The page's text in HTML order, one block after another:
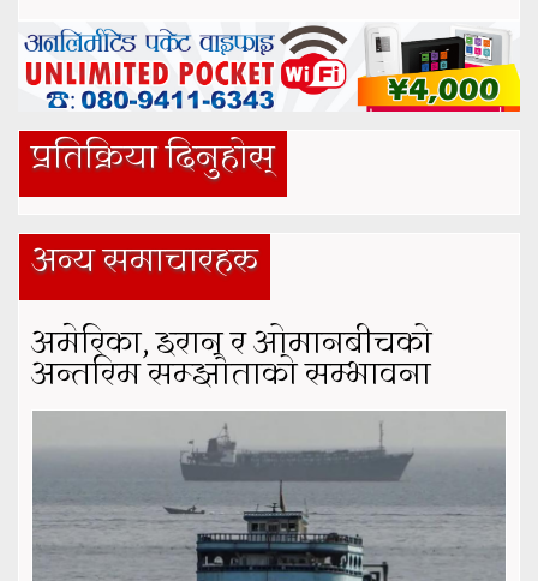
प्रतिक्रिया दिनुहोस्
अन्य समाचारहरु
अमेरिका, इरान र ओमानबीचको
अन्तरिम सम्झौताको सम्भावना